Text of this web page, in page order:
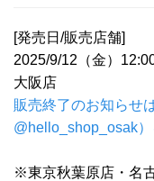
[発売日/販売店舗]
2025/9/12（金）
大阪店
販売終了のお知らせ
@hello_shop_osak）
※東京秋葉原店・名